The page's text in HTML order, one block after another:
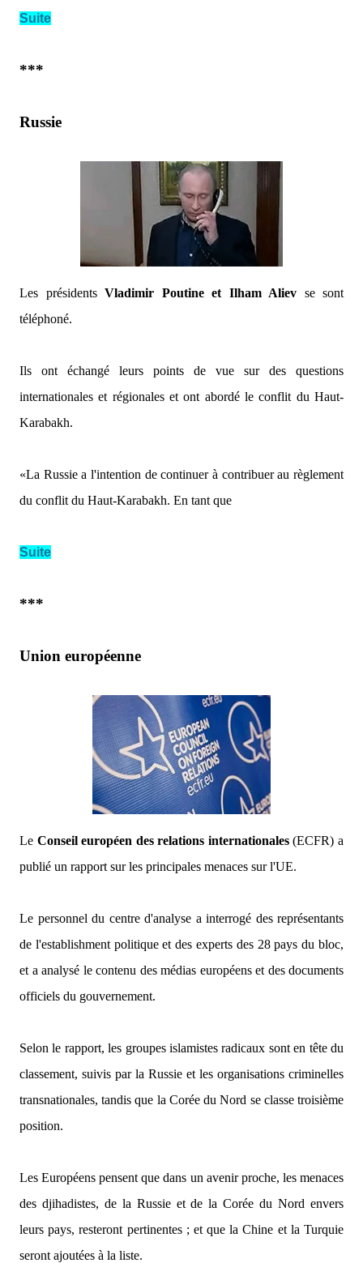
Suite
***
Russie
Les présidents Vladimir Poutine et Ilham Aliev se sont
téléphoné.
Ils ont échangé leurs points de vue sur des questions
internationales et régionales et ont abordé le conflit du Haut-
Karabakh.
«La Russie a l'intention de continuer à contribuer au règlement
du conflit du Haut-Karabakh. En tant que
Suite
***
Union européenne
Le Conseil européen des relations internationales(ECFR) a
publié un rapport sur les principales menaces sur l'UE.
Le personnel du centre d'analyse a interrogé des représentants
de l'establishment politique et des experts des 28 pays du bloc,
et a analysé le contenu des médias européens et des documents
officiels du gouvernement.
Selon le rapport, les groupes islamistes radicaux sont en tête du
classement, suivis par la Russie et les organisations criminelles
transnationales, tandis que la Corée du Nord se classe troisième
position.
Les Européens pensent que dans un avenir proche, les menaces
des djihadistes, de la Russie et de la Corée du Nord envers
leurs pays, resteront pertinentes ; et que la Chine et la Turquie
seront ajoutées à la liste.